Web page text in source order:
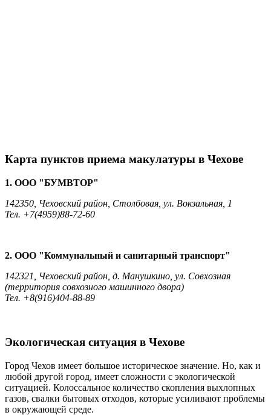
Карта пунктов приема макулатуры в Чехове
1. ООО "БУМВТОР"
142350, Чеховский район, Столбовая, ул. Вокзальная, 1
Тел. +7(4959)88-72-60
2. ООО "Коммунальный и санитарный транспорт"
142321, Чеховский район, д. Манушкино, ул. Совхозная
(территория совхозного машинного двора)
Тел. +8(916)404-88-89
Экологическая ситуация в Чехове
Город Чехов имеет большое историческое значение. Но, как и
любой другой город, имеет сложности с экологической
ситуацией. Колоссальное количество скопления выхлопных
газов, свалки бытовых отходов, которые усиливают проблемы
в окружающей среде.